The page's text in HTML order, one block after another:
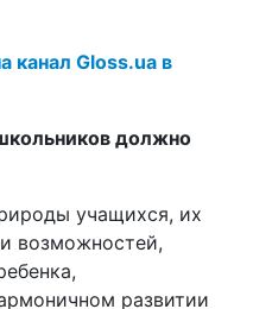
канал Gloss.ua в
должно
учащихся, их
возможностей,
развитии